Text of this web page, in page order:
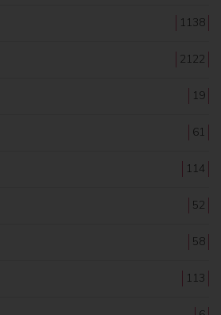
1138
2122
19
61
114
52
58
113